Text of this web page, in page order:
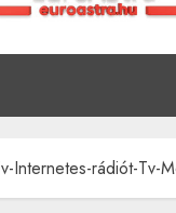
Internetes-rádiót-Tv-